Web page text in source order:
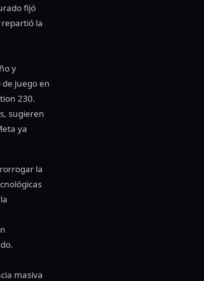
fijó
la
y
juego en
230.
sugieren
ya
la
masiva